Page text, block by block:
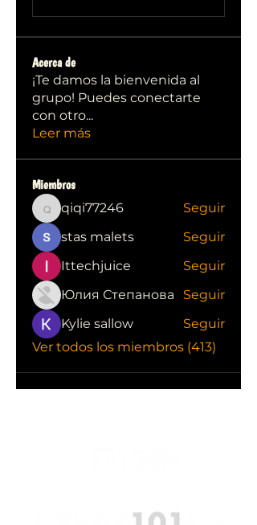
Acerca de
¡Te damos la bienvenida al
grupo! Puedes conectarte
con otro...
Leer más
Miembros
qiqi77246
qiqi77246
Seguir
stas malets
Seguir
Ittechjuice
Seguir
Юлия Степанова
Seguir
Kylie sallow
Seguir
Ver todos los miembros (413)